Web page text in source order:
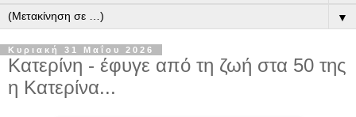
▼
Κυριακή 31 Μαΐου 2026
Κατερίνη - έφυγε από τη ζωή στα 50 της
η Κατερίνα...